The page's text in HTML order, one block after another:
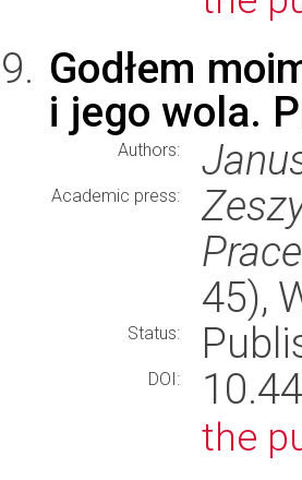
Godłem
i jego wola.
Authors:
Academic press:
45),
Status:
DOI:
the